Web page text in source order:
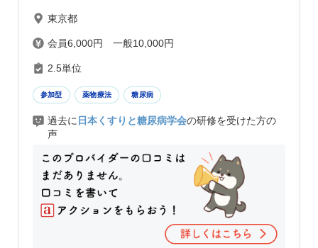
東京都
会員6,000円 一般10,000円
2.5単位
参加型 薬物療法 糖尿病
過去に 日本くすりと糖尿病学会の研修を受けた方の
声